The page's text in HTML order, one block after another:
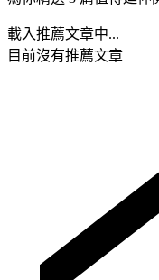
載入推薦文章中...
目前沒有推薦文章